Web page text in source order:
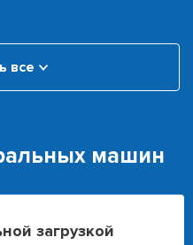
все
машин
загрузкой